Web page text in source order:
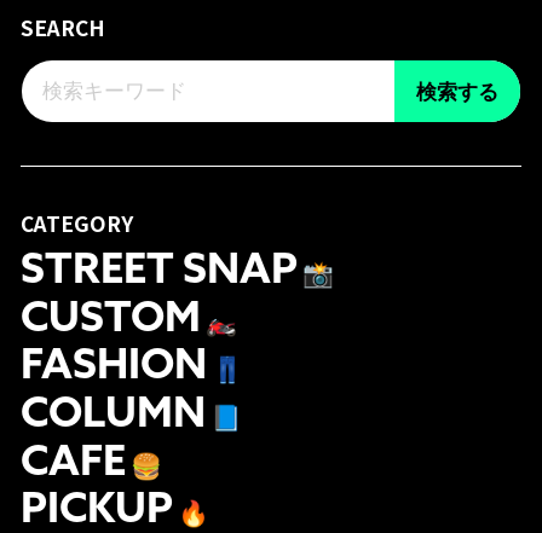
SEARCH
検索する
CATEGORY
STREET SNAP 📸
CUSTOM 🏍
FASHION 👖
COLUMN
CAFE 🍔
PICKUP 🔥